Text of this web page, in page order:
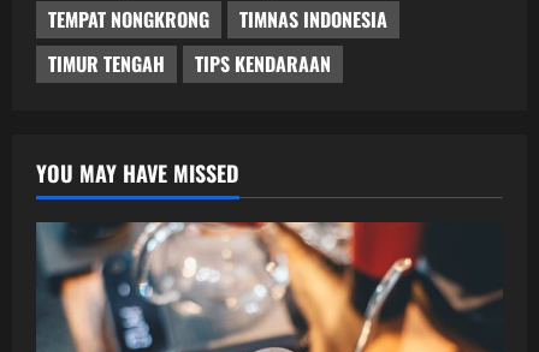
TEMPAT NONGKRONG
TIMNAS INDONESIA
TIMUR TENGAH
TIPS KENDARAAN
YOU MAY HAVE MISSED